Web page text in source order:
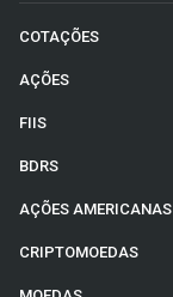
COTAÇÕES
AÇÕES
FIIS
BDRS
AÇÕES AMERICANAS
CRIPTOMOEDAS